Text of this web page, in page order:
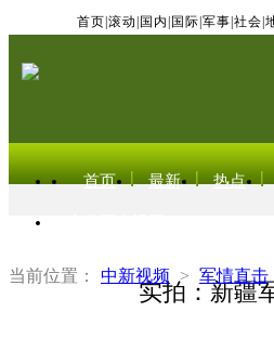
首页 滚动 国内 国际 军事 社会
首页 最新 热点
当前位置： 中新视频 > 军情直击
实拍：新疆